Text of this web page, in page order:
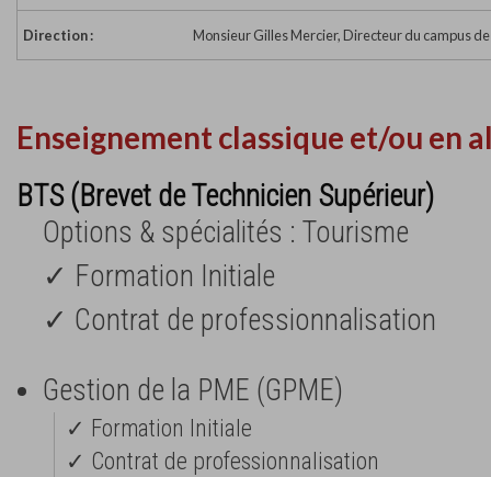
Direction : Monsieur Gilles Mercier, Directeur du campus
Enseignement classique et/ou en
BTS (Brevet de Technicien Supérieur)
Options & spécialités : Tourisme
✓ Formation Initiale
✓ Contrat de professionnalisation
Gestion de la PME (GPME)
✓ Formation Initiale
✓ Contrat de professionnalisation